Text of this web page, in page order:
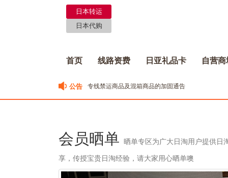
日本转运
日本代购
首页 线路资费 日亚礼品卡 自营商
公告
专线禁运商品及混箱商品的加固通告
会员晒单 晒单专区为广大日淘用户提供日
享，传授宝贵日淘经验，请大家用心晒单噢